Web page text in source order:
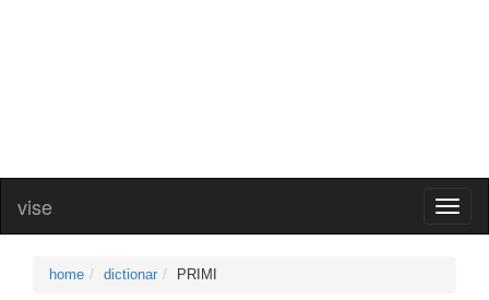
vise
home dictionar PRIMI